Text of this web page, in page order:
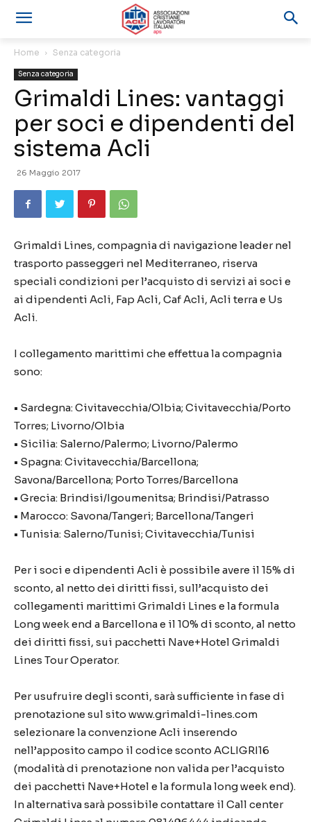
Home Senza categoria
Senza categoria
Grimaldi Lines: vantaggi
per soci e dipendenti del
sistema Acli
26 Maggio 2017
Grimaldi Lines, compagnia di navigazione leader nel
trasporto passeggeri nel Mediterraneo, riserva
speciali condizioni per l’acquisto di servizi ai soci e
ai dipendenti Acli, Fap Acli, Caf Acli, Acli terra e Us
Acli.
I collegamento marittimi che effettua la compagnia
sono:
• Sardegna: Civitavecchia/Olbia; Civitavecchia/Porto
Torres; Livorno/Olbia
• Sicilia: Salerno/Palermo; Livorno/Palermo
• Spagna: Civitavecchia/Barcellona;
Savona/Barcellona; Porto Torres/Barcellona
• Grecia: Brindisi/Igoumenitsa; Brindisi/Patrasso
• Marocco: Savona/Tangeri; Barcellona/Tangeri
• Tunisia: Salerno/Tunisi; Civitavecchia/Tunisi
Per i soci e dipendenti Acli è possibile avere il 15% di
sconto, al netto dei diritti fissi, sull’acquisto dei
collegamenti marittimi Grimaldi Lines e la formula
Long week end a Barcellona e il 10% di sconto, al netto
dei diritti fissi, sui pacchetti Nave+Hotel Grimaldi
Lines Tour Operator.
Per usufruire degli sconti, sarà sufficiente in fase di
prenotazione sul sito www.grimaldi-lines.com
selezionare la convenzione Acli inserendo
nell’apposito campo il codice sconto ACLIGRI16
(modalità di prenotazione non valida per l’acquisto
dei pacchetti Nave+Hotel e la formula long week end).
In alternativa sarà possibile contattare il Call center